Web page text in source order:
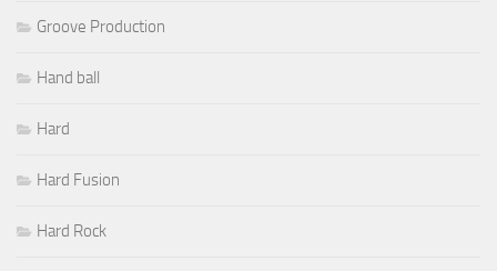
Groove Production
Hand ball
Hard
Hard Fusion
Hard Rock